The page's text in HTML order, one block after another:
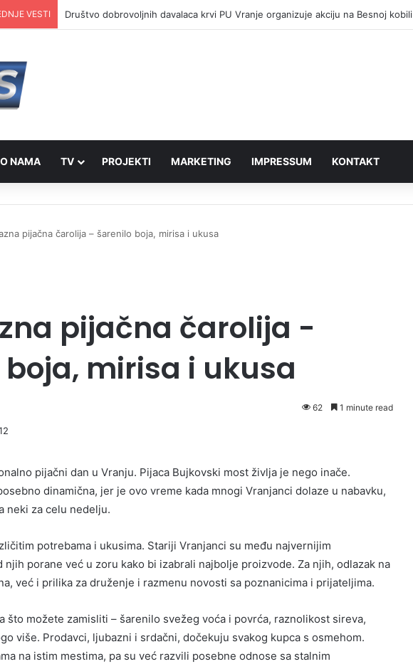
VESTI Društvo dobrovoljnih davalaca krvi PU Vranje organizuje akciju na Besnoj kobili
O NAMA TV PROJEKTI MARKETING IMPRESSUM KONTAKT
pijačna čarolija – šarenilo boja, mirisa i ukusa
pijačna čarolija -
mirisa i ukusa
62 1 minute read
pijačni dan u Vranju. Pijaca Bujkovski most življa je nego inače.
dinamična, jer je ovo vreme kada mnogi Vranjanci dolaze u nabavku,
neki za celu nedelju.
potrebama i ukusima. Stariji Vranjanci su među najvernijim
njih porane već u zoru kako bi izabrali najbolje proizvode. Za njih, odlazak na
već i prilika za druženje i razmenu novosti sa poznanicima i prijateljima.
što možete zamisliti – šarenilo svežeg voća i povrća, raznolikost sireva,
više. Prodavci, ljubazni i srdačni, dočekuju svakog kupca s osmehom.
na istim mestima, pa su već razvili posebne odnose sa stalnim